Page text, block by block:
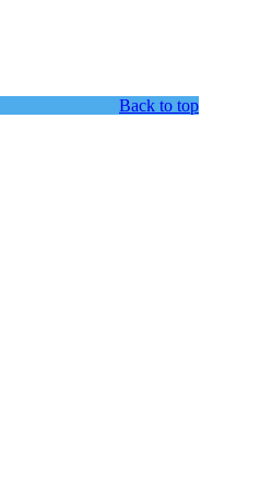
Back to top